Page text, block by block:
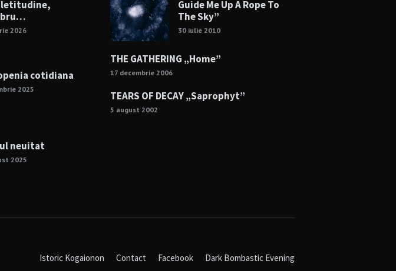
2026
cotidiana
2025
neuitat
2025
Guide Me Up A Rope To
The Sky”
30 iulie 2010
THE GATHERING „Home”
17 decembrie 2006
TEARS OF DECAY „Saprophyt”
5 august 2002
Istoric Kogaionon Contact Facebook Dark Bombastic Evening